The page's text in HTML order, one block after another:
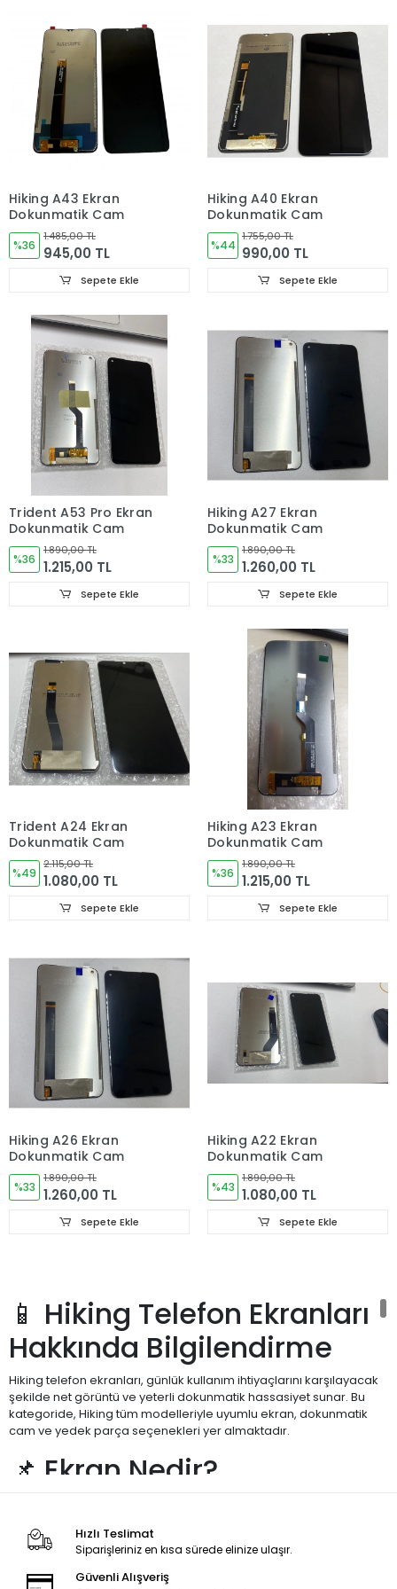
Hiking A43 Ekran
Dokunmatik Cam
%36
1.485,00 TL
945,00 TL
Sepete Ekle
Hiking A40 Ekran
Dokunmatik Cam
%44
1.755,00 TL
990,00 TL
Sepete Ekle
Trident A53 Pro Ekran
Dokunmatik Cam
%36
1.890,00 TL
1.215,00 TL
Sepete Ekle
Hiking A27 Ekran
Dokunmatik Cam
%33
1.890,00 TL
1.260,00 TL
Sepete Ekle
Trident A24 Ekran
Dokunmatik Cam
%49
2.115,00 TL
1.080,00 TL
Sepete Ekle
Hiking A23 Ekran
Dokunmatik Cam
%36
1.890,00 TL
1.215,00 TL
Sepete Ekle
Hiking A26 Ekran
Dokunmatik Cam
%33
1.890,00 TL
1.260,00 TL
Sepete Ekle
Hiking A22 Ekran
Dokunmatik Cam
%43
1.890,00 TL
1.080,00 TL
Sepete Ekle
📱 Hiking Telefon Ekranları
Hakkında Bilgilendirme
Hiking telefon ekranları, günlük kullanım ihtiyaçlarını karşılayacak
şekilde net görüntü ve yeterli dokunmatik hassasiyet sunar. Bu
kategoride, Hiking tüm modelleriyle uyumlu ekran, dokunmatik
cam ve yedek parça seçenekleri yer almaktadır.
📌 Ekran Nedir?
yapıları sayesinde günlük kullanımda sorunsuz bir deneyim
sağlar. Kırılma, çatlama veya görüntü problemlerinde ekran
değişimi ile cihaz yeniden kullanılabilir hale gelir.
Hızlı Teslimat
Siparişleriniz en kısa sürede elinize ulaşır.
Güvenli Alışveriş